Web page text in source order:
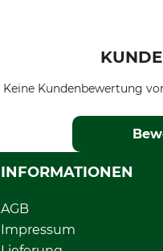
Keine Kundenbewertung
INFORMATIONEN
AGB
Impressum